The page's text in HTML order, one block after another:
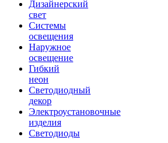
Дизайнерский
свет
Системы
освещения
Наружное
освещение
Гибкий
неон
Светодиодный
декор
Электроустановочные
изделия
Светодиоды